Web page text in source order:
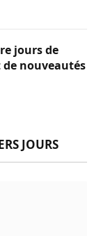
jours de
de nouveautés
JOURS